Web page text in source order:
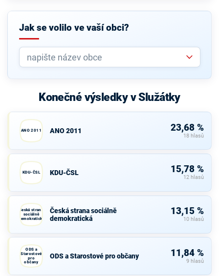
Jak se volilo ve vaší obci?
Konečné výsledky v Služátky
ANO 2011 ANO 2011 23,68 %
18 hlasů
KDU-ČSL KDU-ČSL 15,78 %
12 hlasů
Česká strana
sociálně
demokratická
Česká strana sociálně
demokratická
13,15 %
10 hlasů
ODS a
Starostové
pro
občany
ODS a Starostové pro občany 11,84 %
9 hlasů